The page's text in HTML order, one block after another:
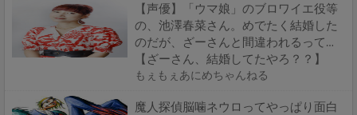
【声優】「ウマ娘」のブロワイエ役等
の、池澤春菜さん。めでたく結婚した
のだが、ざーさんと間違われるって…
【ざーさん、結婚してたやろ？？】
もぇもぇあにめちゃんねる
魔人探偵脳噛ネウロってやっぱり面白